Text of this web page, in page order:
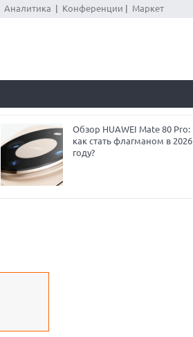
Аналитика Конференции Маркет
Обзор HUAWEI Mate 80 Pro:
как стать флагманом в 2026
году?